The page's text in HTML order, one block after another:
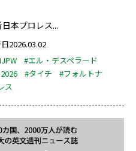
本プロレス...
2026.03.02
#エル・デスペラード
#タイチ
#フォルトナ
ス